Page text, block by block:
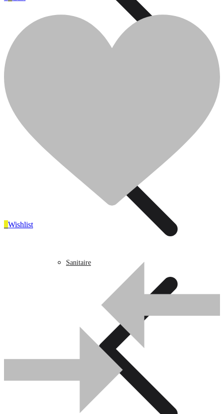
Cuisine
0
Sanitaire
Wishlist
Ajouter pour comparer
camera surveillance